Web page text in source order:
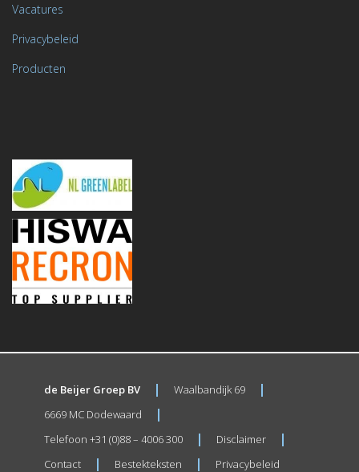
Vacatures
Privacybeleid
Producten
de Beijer Groep BV
Waalbandijk 69
6669 MC Dodewaard
Telefoon +31 (0)88 – 4006 300
Disclaimer
Contact
Bestekteksten Privacybeleid